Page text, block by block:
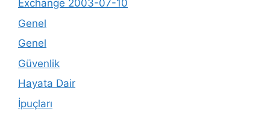
Exchange 2003-07-10
Genel
Genel
Güvenlik
Hayata Dair
İpuçları